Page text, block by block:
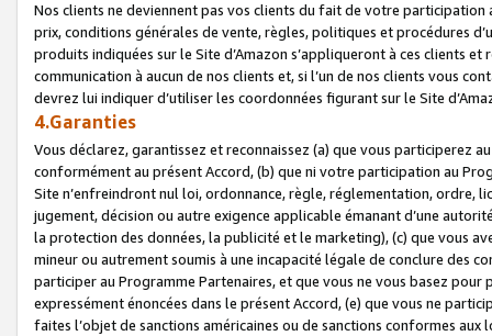
Nos clients ne deviennent pas vos clients du fait de votre
prix, conditions générales de vente, règles, politiques et procédures
produits indiquées sur le Site d’Amazon s’appliqueront à ces clients
communication à aucun de nos clients et, si l’un de nos clients vous
devrez lui indiquer d’utiliser les coordonnées figurant sur le Site
4.Garanties
Vous déclarez, garantissez et reconnaissez (a) que vous participerez
conformément au présent Accord, (b) que ni votre participation au
Site n’enfreindront nul loi, ordonnance, règle, réglementation, ordre,
jugement, décision ou autre exigence applicable émanant d’une
la protection des données, la publicité et le marketing), (c) que vous
mineur ou autrement soumis à une incapacité légale de conclure des
participer au Programme Partenaires, et que vous ne vous basez
expressément énoncées dans le présent Accord, (e) que vous ne
faites l’objet de sanctions américaines ou de sanctions conformes